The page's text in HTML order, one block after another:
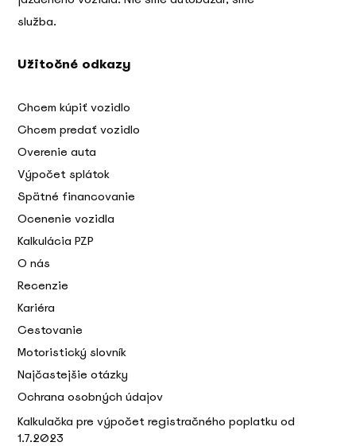
služba.
Užitočné odkazy
Chcem kúpiť vozidlo
Chcem predať vozidlo
Overenie auta
Výpočet splátok
Spätné financovanie
Ocenenie vozidla
Kalkulácia PZP
O nás
Recenzie
Kariéra
Cestovanie
Motoristický slovník
Najčastejšie otázky
Ochrana osobných údajov
Kalkulačka pre výpočet registračného poplatku od
1.7.2023